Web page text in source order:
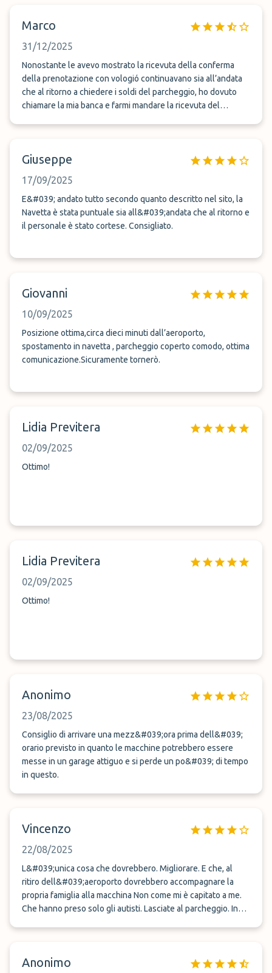
Marco
31/12/2025
Nonostante le avevo mostrato la ricevuta della conferma
della prenotazione con vologió continuavano sia all’andata
che al ritorno a chiedere i soldi del parcheggio, ho dovuto
chiamare la mia banca e farmi mandare la ricevuta del
Giuseppe
17/09/2025
E&#039; andato tutto secondo quanto descritto nel sito, la
Navetta è stata puntuale sia all&#039;andata che al ritorno e
il personale è stato cortese. Consigliato.
Giovanni
10/09/2025
Posizione ottima,circa dieci minuti dall’aeroporto,
spostamento in navetta , parcheggio coperto comodo, ottima
comunicazione.Sicuramente tornerò.
Lidia Previtera
02/09/2025
Ottimo!
Lidia Previtera
02/09/2025
Ottimo!
Anonimo
23/08/2025
Consiglio di arrivare una mezz&#039;ora prima dell&#039;
orario previsto in quanto le macchine potrebbero essere
messe in un garage attiguo e si perde un po&#039; di tempo
in questo.
Vincenzo
22/08/2025
L&#039;unica cosa che dovrebbero. Migliorare. E che, al
ritiro dell&#039;aeroporto dovrebbero accompagnare la
propria famiglia alla macchina Non come mi è capitato a me.
Che hanno preso solo gli autisti. Lasciate al parcheggio. In
recuperare le famiglie, l&#039;aeroporto che puoi portarle a
Anonimo